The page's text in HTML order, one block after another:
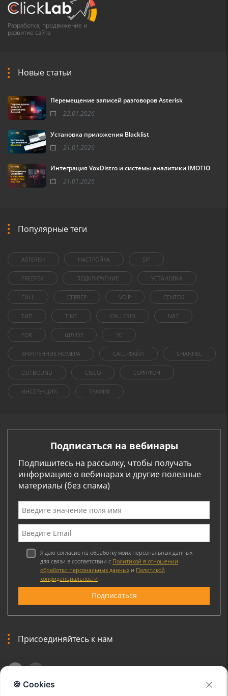
Разработка, продвижение и
развитие сайта
Новые статьи
Перемещение записей разговоров Asterisk
22.01.2026
Установка приложения Blacklist
21.01.2026
Интеграция VoxDistro и системы аналитики IMOTIO
21.01.2026
Популярные теги
ASTERISK НАСТРОЙКА SIP
FREEPBX ПОДКЛЮЧЕНИЕ УСТАНОВКА
CALL СЕРВЕР VOIP CENTOS
ТИП TIME CALLERID NAT
FOR ШЛЮЗ 1C
ВНУТРЕННИЕ НОМЕРА CALL-ФАЙЛ CHANNEL
OUTBOUND CISCO СОФТФОН
ИНСТРУКЦИЯ ТРАФИК
Подписаться на вебинары
Подпишитесь на рассылку, чтобы получать
информацию о вебинарах и другие полезные
материалы (без спама)
Я даю согласие на обработку моих персональных данных
для связи в соответствии с Политикой в отношении
обработки персональных данных и Политикой
конфиденциальности
Присоединяйтесь к нам
🍪 Cookies